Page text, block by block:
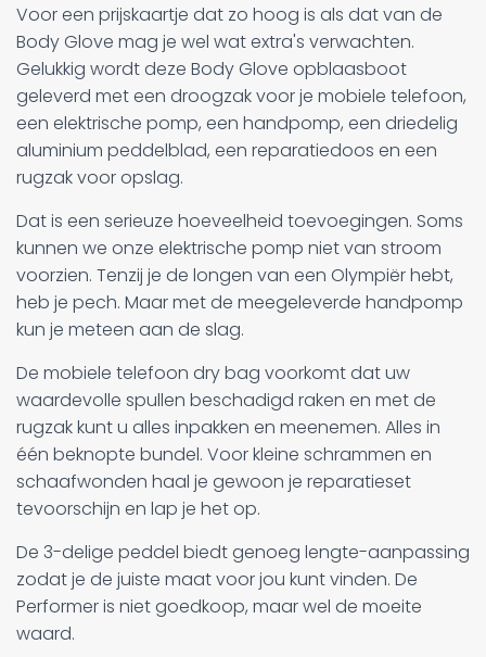
Voor een prijskaartje dat zo hoog is als dat van de
Body Glove mag je wel wat extra's verwachten.
Gelukkig wordt deze Body Glove opblaasboot
geleverd met een droogzak voor je mobiele telefoon,
een elektrische pomp, een handpomp, een driedelig
aluminium peddelblad, een reparatiedoos en een
rugzak voor opslag.
Dat is een serieuze hoeveelheid toevoegingen. Soms
kunnen we onze elektrische pomp niet van stroom
voorzien. Tenzij je de longen van een Olympiër hebt,
heb je pech. Maar met de meegeleverde handpomp
kun je meteen aan de slag.
De mobiele telefoon dry bag voorkomt dat uw
waardevolle spullen beschadigd raken en met de
rugzak kunt u alles inpakken en meenemen. Alles in
één beknopte bundel. Voor kleine schrammen en
schaafwonden haal je gewoon je reparatieset
tevoorschijn en lap je het op.
De 3-delige peddel biedt genoeg lengte-aanpassing
zodat je de juiste maat voor jou kunt vinden. De
Performer is niet goedkoop, maar wel de moeite
waard.